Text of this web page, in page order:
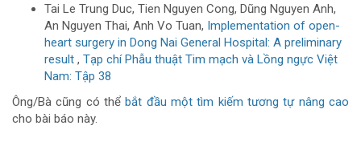
Tai Le Trung Duc, Tien Nguyen Cong, Dũng Nguyen Anh,
An Nguyen Thai, Anh Vo Tuan, Implementation of open-
heart surgery in Dong Nai General Hospital: A preliminary
result , Tạp chí Phẫu thuật Tim mạch và Lồng ngực Việt
Nam: Tập 38
Ông/Bà cũng có thểbắt đầu một tìm kiếm tương tự nâng cao
cho bài báo này.